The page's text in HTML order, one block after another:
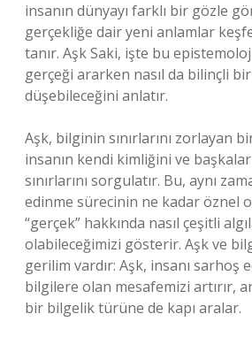
insanın dünyayı farklı bir gözle
gerçekliğe dair yeni anlamlar
tanır. Aşk Saki, işte bu
gerçeği ararken nasıl da bilinçli bir
düşebileceğini anlatır.
Aşk, bilginin sınırlarını zorlayan
insanın kendi kimliğini ve
sınırlarını sorgulatır. Bu, aynı
edinme sürecinin ne kadar öznel
“gerçek” hakkında nasıl çeşitli
olabileceğimizi gösterir. Aşk ve
gerilim vardır: Aşk, insanı sarhoş
bilgilere olan mesafemizi artırır,
bir bilgelik türüne de kapı aralar.